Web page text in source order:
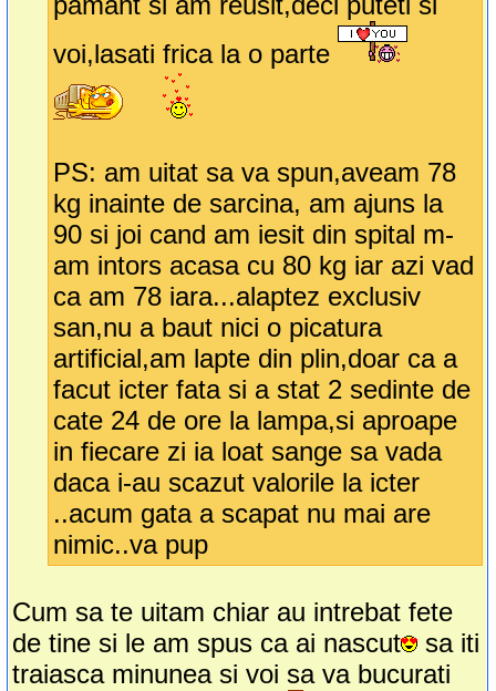
voi,lasati frica la o parte
PS: am uitat sa va spun,aveam 78
kg inainte de sarcina, am ajuns la
90 si joi cand am iesit din spital m-
am intors acasa cu 80 kg iar azi vad
ca am 78 iara...alaptez exclusiv
san,nu a baut nici o picatura
artificial,am lapte din plin,doar ca a
facut icter fata si a stat 2 sedinte de
cate 24 de ore la lampa,si aproape
in fiecare zi ia loat sange sa vada
daca i-au scazut valorile la icter
..acum gata a scapat nu mai are
nimic..va pup
Cum sa te uitam chiar au intrebat fete
de tine si le am spus ca ai nascut
sa iti
traiasca minunea si voi sa va bucurati